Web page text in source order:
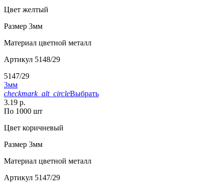
Цвет желтый
Размер 3мм
Материал цветной металл
Артикул 5148/29
5147/29
3мм
checkmark_alt_circleВыбрать
3.19 р.
По 1000 шт
Цвет коричневый
Размер 3мм
Материал цветной металл
Артикул 5147/29